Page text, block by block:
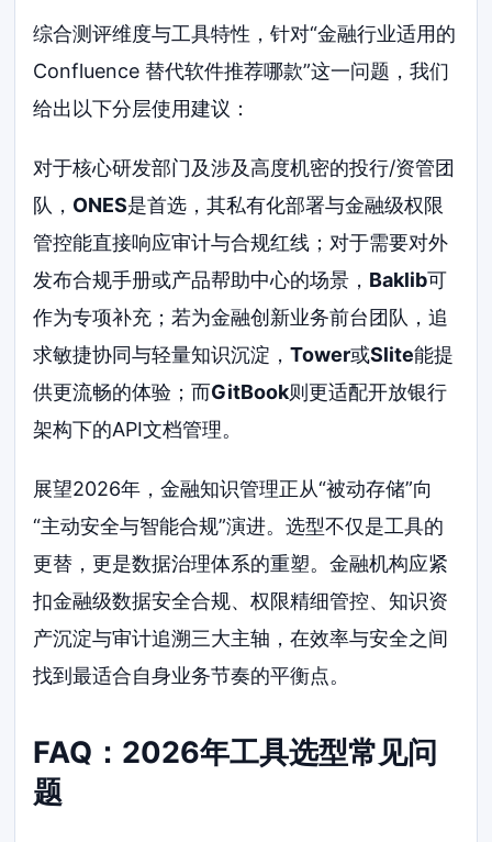
综合测评维度与工具特性，针对“金融行业适用的
Confluence 替代软件推荐哪款”这一问题，我们
给出以下分层使用建议：
对于核心研发部门及涉及高度机密的投行/资管团
队， ONES是首选，其私有化部署与金融级权限
管控能直接响应审计与合规红线；对于需要对外
发布合规手册或产品帮助中心的场景， Baklib可
作为专项补充；若为金融创新业务前台团队，追
求敏捷协同与轻量知识沉淀，Tower或Slite能提
供更流畅的体验；而GitBook则更适配开放银行
架构下的API文档管理。
展望2026年，金融知识管理正从“被动存储”向
“主动安全与智能合规”演进。选型不仅是工具的
更替，更是数据治理体系的重塑。金融机构应紧
扣金融级数据安全合规、权限精细管控、知识资
产沉淀与审计追溯三大主轴，在效率与安全之间
找到最适合自身业务节奏的平衡点。
FAQ：2026年工具选型常见问
题